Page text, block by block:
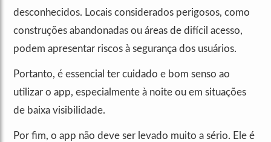
desconhecidos. Locais considerados perigosos, como
construções abandonadas ou áreas de difícil acesso,
podem apresentar riscos à segurança dos usuários.
Portanto, é essencial ter cuidado e bom senso ao
utilizar o app, especialmente à noite ou em situações
de baixa visibilidade.
Por fim, o app não deve ser levado muito a sério. Ele é